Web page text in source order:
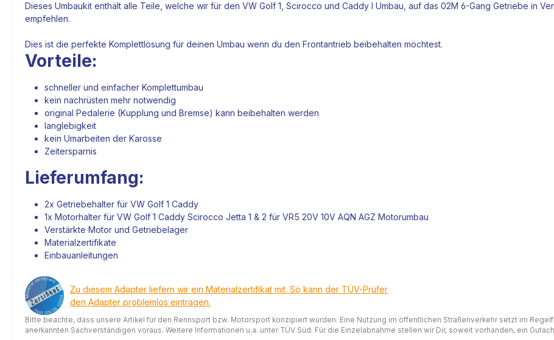
Dieses Umbaukit enthält alle Teile, welche wir für den VW Golf 1, Scirocco und Caddy I Umbau, auf das 02M 6-Gang Getriebe in
empfehlen.
Dies ist die perfekte Komplettlösung für deinen Umbau wenn du den Frontantrieb beibehalten möchtest.
Vorteile:
schneller und einfacher Komplettumbau
kein nachrüsten mehr notwendig
original Pedalerie (Kupplung und Bremse) kann beibehalten werden
langlebigkeit
kein Umarbeiten der Karosse
Zeitersparnis
Lieferumfang:
2x Getriebehalter für VW Golf 1 Caddy
1x Motorhalter für VW Golf 1 Caddy Scirocco Jetta 1 & 2 für VR5 20V 10V AQN AGZ Motorumbau
Verstärkte Motor und Getriebelager
Materialzertifikate
Einbauanleitungen
Zu diesem Adapter liefern wir ein Materialzertifikat mit. So kann der TÜV-Prüfer
den Adapter problemlos eintragen.
Bitte beachte, dass unsere Artikel für den Rennsport bzw. Motorsport konzipiert wurden. Eine Nutzung im öffentlichen Straßenverkehr setzt im
anerkannten Sachverständigen voraus. Weitere Informationen u.a. unter TÜV Süd. Für die Einzelabnahme stellen wir Dir, soweit vorhanden, ein